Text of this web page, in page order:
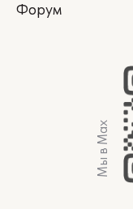
Форум
Мы в Max